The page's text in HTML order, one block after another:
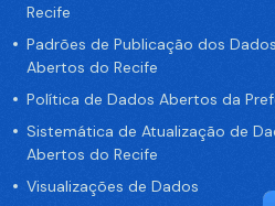
Recife
Padrões de Publicação dos
Abertos do Recife
Política de Dados Abertos da
Sistemática de Atualização de
Abertos do Recife
Visualizações de Dados